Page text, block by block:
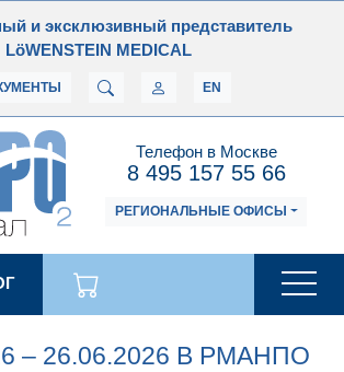
и эксклюзивный представитель
LöWENSTEIN MEDICAL
EN
Телефон в Москве
8 495 157 55 66
РЕГИОНАЛЬНЫЕ ОФИСЫ
– 26.06.2026 В РМАНПО